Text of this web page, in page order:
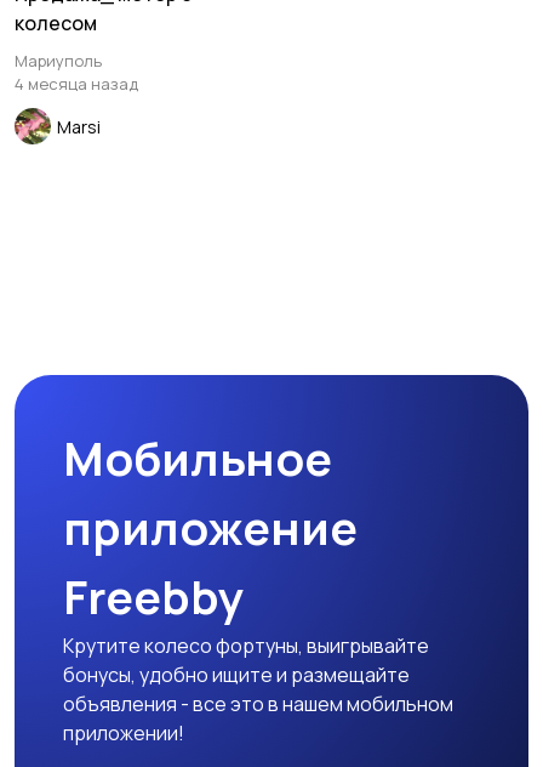
колесом
Мариуполь
4 месяца назад
Marsi
Мобильное
приложение
Freebby
Крутите колесо фортуны, выигрывайте
бонусы, удобно ищите и размещайте
объявления - все это в нашем мобильном
приложении!